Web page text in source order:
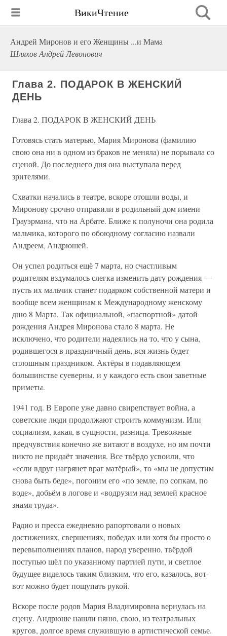
ВикиЧтение
Андрей Миронов и его Женщины ...и Мама
Шляхов Андрей Левонович
Глава 2. ПОДАРОК В ЖЕНСКИЙ
ДЕНЬ
Глава 2. ПОДАРОК В ЖЕНСКИЙ ДЕНЬ
Готовясь стать матерью, Мария Миронова (фамилию
свою она ни в одном из браков не меняла) не порывала со
сценой. До последнего дня она выступала перед
зрителями.
Схватки начались в театре, вскоре отошли воды, и
Миронову срочно отправили в родильный дом имени
Грауэрмана, что на Арбате. Ближе к полуночи она родила
мальчика, которого по обоюдному согласию назвали
Андреем, Андрюшей.
Он успел родиться ещё 7 марта, но счастливым
родителям вздумалось слегка изменить дату рождения —
пусть их мальчик станет подарком собственной матери и
вообще всем женщинам к Международному женскому
дню 8 Марта. Так официальной, «паспортной» датой
рождения Андрея Миронова стало 8 марта. Не
исключено, что родители надеялись на то, что у сына,
родившегося в праздничный день, вся жизнь будет
сплошным праздником. Актёры в подавляющем
большинстве суеверны, и у каждого есть свои заветные
приметы.
1941 год. В Европе уже давно свирепствует война, а
советские люди продолжают строить коммунизм. Или
социализм, какая, в сущности, разница. Тревожные
предчувствия конечно же витают в воздухе, но им почти
никто не придаёт значения. Все твёрдо усвоили, что
«если вдруг нагрянет враг матёрый», то «мы не допустим
снова быть беде», погоним его «по земле, по сопкам, по
воде», добьём в логове и «водрузим над землей красное
знамя труда».
Радио и пресса ежедневно рапортовали о новых
достижениях, свершениях, победах или хотя бы просто о
перевыполнениях планов, народ уверенно, твёрдой
поступью шёл по указанному партией пути, и светлое
будущее виделось таким близким, что его, казалось, вот-
вот можно будет пощупать рукой.
Вскоре после родов Мария Владимировна вернулась на
сцену. Андрюше нашли няню, свою, из театральных
кругов, долгое время служившую в артистической семье.